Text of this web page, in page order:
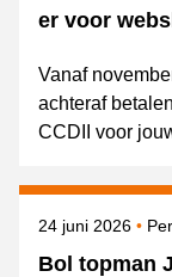
er voor
Vanaf
achteraf
CCDII voor
Bol topman
Gepubliceerd op
24 juni 2026